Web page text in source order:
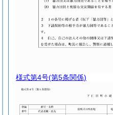
様式第4号(第5条関係)